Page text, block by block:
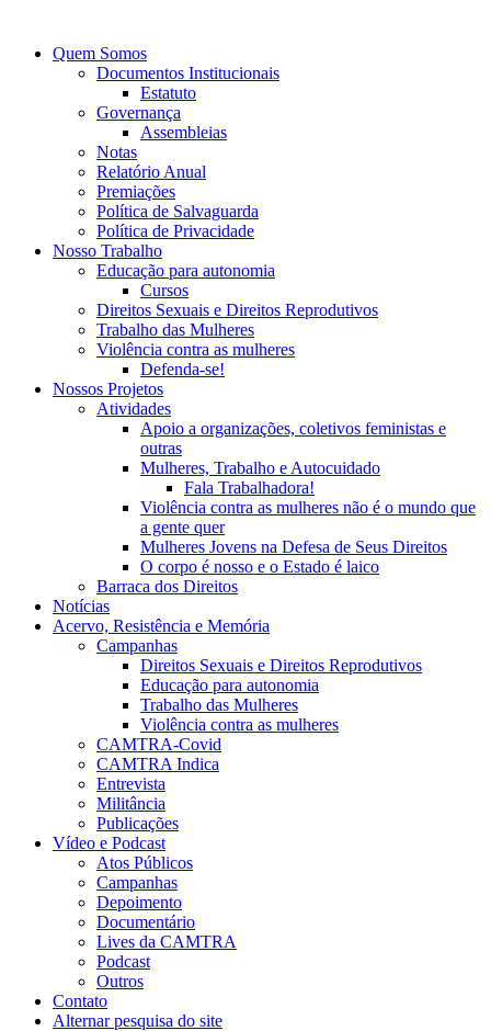
Quem Somos
Documentos Institucionais
Estatuto
Governança
Assembleias
Notas
Relatório Anual
Premiações
Política de Salvaguarda
Política de Privacidade
Nosso Trabalho
Educação para autonomia
Cursos
Direitos Sexuais e Direitos Reprodutivos
Trabalho das Mulheres
Violência contra as mulheres
Defenda-se!
Nossos Projetos
Atividades
Apoio a organizações, coletivos feministas e
outras
Mulheres, Trabalho e Autocuidado
Fala Trabalhadora!
Violência contra as mulheres não é o mundo que
a gente quer
Mulheres Jovens na Defesa de Seus Direitos
O corpo é nosso e o Estado é laico
Barraca dos Direitos
Notícias
Acervo, Resistência e Memória
Campanhas
Direitos Sexuais e Direitos Reprodutivos
Educação para autonomia
Trabalho das Mulheres
Violência contra as mulheres
CAMTRA-Covid
CAMTRA Indica
Entrevista
Militância
Publicações
Vídeo e Podcast
Atos Públicos
Campanhas
Depoimento
Documentário
Lives da CAMTRA
Podcast
Outros
Contato
Alternar pesquisa do site